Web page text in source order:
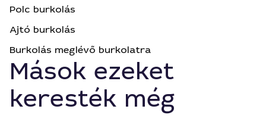
Polc burkolás
Ajtó burkolás
Burkolás meglévő burkolatra
Mások ezeket
keresték még